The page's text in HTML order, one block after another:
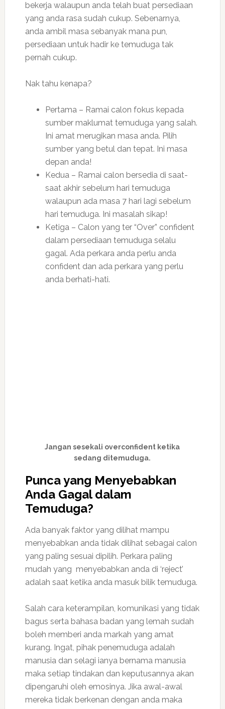
bekerja walaupun anda telah buat persediaan
yang anda rasa sudah cukup. Sebenarnya,
anda ambil masa sebanyak mana pun,
persediaan untuk hadir ke temuduga tak
pernah cukup.
Nak tahu kenapa?
Pertama – Ramai calon fokus kepada
sumber maklumat temuduga yang salah.
Ini amat merugikan masa anda. Pilih
sumber yang betul dan tepat. Ini masa
depan anda!
Kedua – Ramai calon bersedia di saat-
saat akhir sebelum hari temuduga
walaupun ada masa 7 hari lagi sebelum
hari temuduga. Ini masalah sikap!
Ketiga – Calon yang ter “Over” confident
dalam persediaan temuduga selalu
gagal. Ada perkara anda perlu anda
confident dan ada perkara yang perlu
anda berhati-hati.
Jangan sesekali overconfident ketika
sedang ditemuduga.
Punca yang Menyebabkan
Anda Gagal dalam
Temuduga?
Ada banyak faktor yang dilihat mampu
menyebabkan anda tidak dilihat sebagai calon
yang paling sesuai dipilih. Perkara paling
mudah yang menyebabkan anda di ‘reject’
adalah saat ketika anda masuk bilik temuduga.
Salah cara keterampilan, komunikasi yang tidak
bagus serta bahasa badan yang lemah sudah
boleh memberi anda markah yang amat
kurang. Ingat, pihak penemuduga adalah
manusia dan selagi ianya bernama manusia
maka setiap tindakan dan keputusannya akan
dipengaruhi oleh emosinya. Jika awal-awal
mereka tidak berkenan dengan anda maka